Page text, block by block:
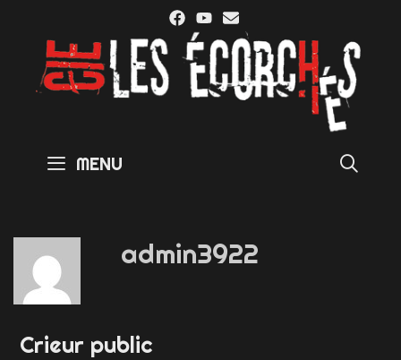
MENU
admin3922
Crieur public